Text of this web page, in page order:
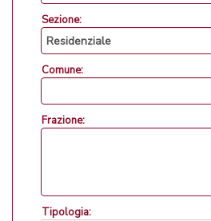
Sezione:
Comune:
Frazione:
Tipologia: